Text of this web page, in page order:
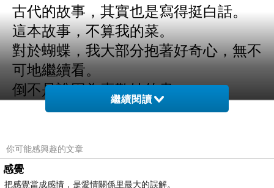
古代的故事，其實也是寫得挺白話。
這本故事，不算我的菜。
對於蝴蝶，我大部分抱著好奇心，無不
可地繼續看。
倒不是說因為喜歡她的書。
就是單純不想動腦，這樣。
繼續閱讀
你可能感興趣的文章
感覺
把感覺當成感情，是愛情關係里最大的誤解。